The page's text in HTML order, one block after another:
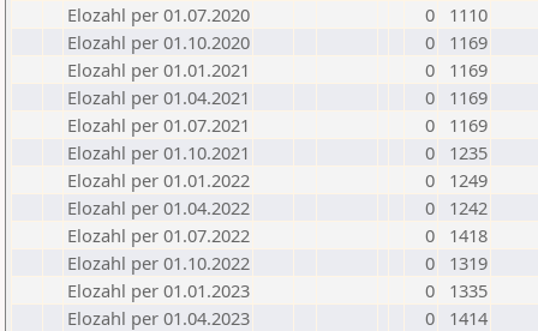
Elozahl per 01.07.2020
0
1110
Elozahl per 01.10.2020
0
1169
Elozahl per 01.01.2021
0
1169
Elozahl per 01.04.2021
0
1169
Elozahl per 01.07.2021
0
1169
Elozahl per 01.10.2021
0
1235
Elozahl per 01.01.2022
0
1249
Elozahl per 01.04.2022
0
1242
Elozahl per 01.07.2022
0
1418
Elozahl per 01.10.2022
0
1319
Elozahl per 01.01.2023
0
1335
Elozahl per 01.04.2023
0
1414